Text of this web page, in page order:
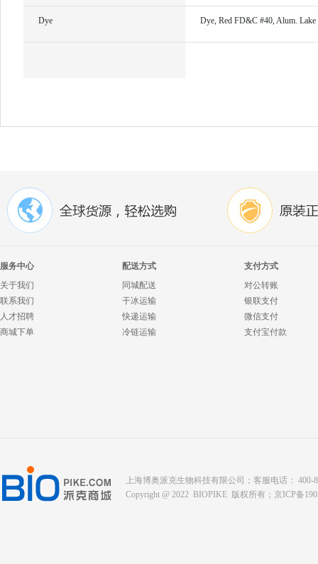
Dye Dye, Red FD&C #40, Alum. Lake
服务中心
关于我们
联系我们
人才招聘
商城下单
配送方式
同城配送
干冰运输
快递运输
冷链运输
支付方式
对公转账
银联支付
微信支付
支付宝付款
上海博奥派克生物科技有限公司；客服电话： 400-
Copyright @ 2022 BIOPIKE 版权所有； 京ICP备